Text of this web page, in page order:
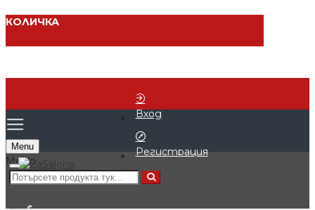
КОЛИЧКА
Вход
Регистрация
Menu